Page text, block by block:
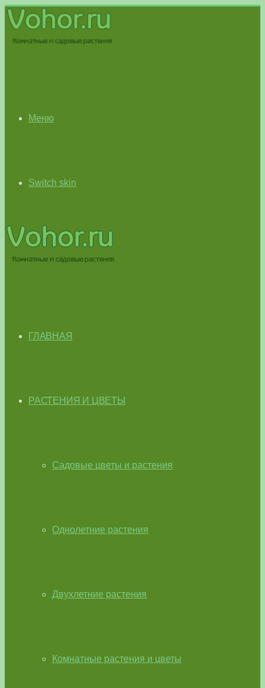
Меню
Switch skin
ГЛАВНАЯ
РАСТЕНИЯ И ЦВЕТЫ
Садовые цветы и растения
Однолетние растения
Двухлетние растения
Комнатные растения и цветы